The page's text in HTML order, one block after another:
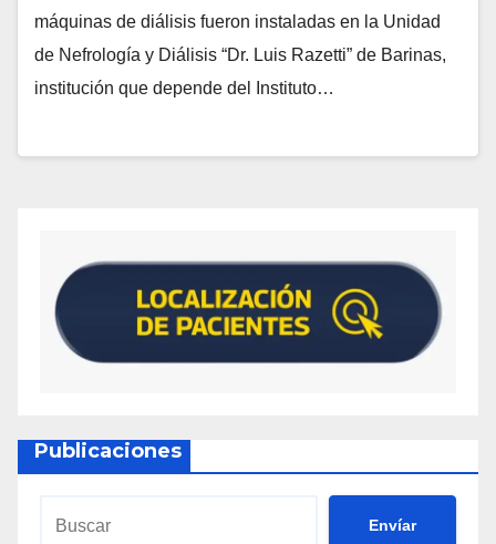
máquinas de diálisis fueron instaladas en la Unidad
de Nefrología y Diálisis “Dr. Luis Razetti” de Barinas,
institución que depende del Instituto…
Publicaciones
Envíar